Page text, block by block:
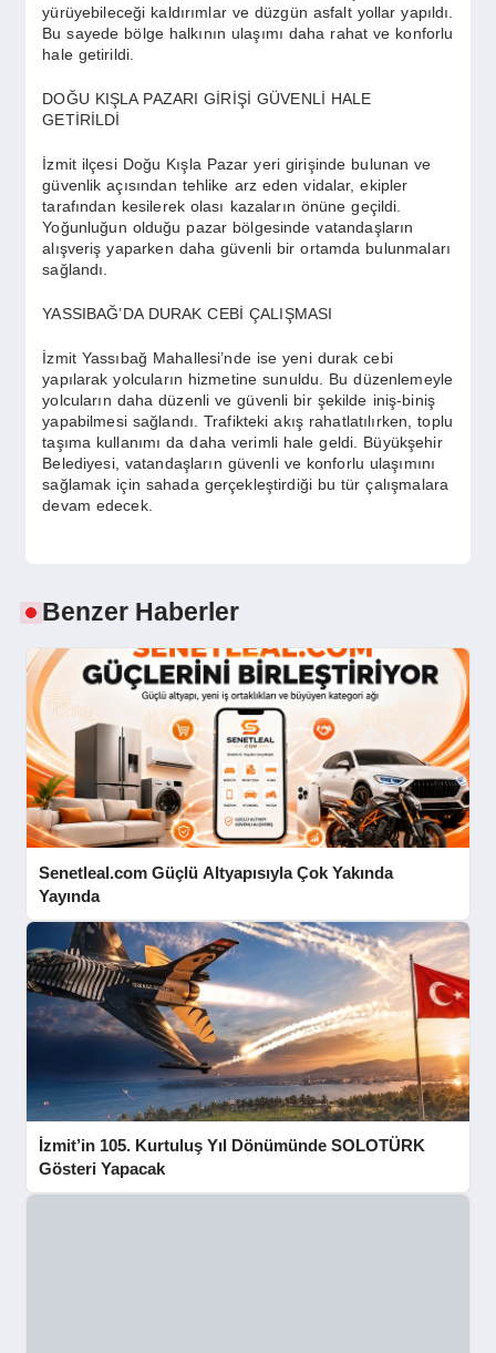
yürüyebileceği kaldırımlar ve düzgün asfalt yollar yapıldı.
Bu sayede bölge halkının ulaşımı daha rahat ve konforlu
hale getirildi.
DOĞU KIŞLA PAZARI GİRİŞİ GÜVENLİ HALE
GETİRİLDİ
İzmit ilçesi Doğu Kışla Pazar yeri girişinde bulunan ve
güvenlik açısından tehlike arz eden vidalar, ekipler
tarafından kesilerek olası kazaların önüne geçildi.
Yoğunluğun olduğu pazar bölgesinde vatandaşların
alışveriş yaparken daha güvenli bir ortamda bulunmaları
sağlandı.
YASSIBAĞ’DA DURAK CEBİ ÇALIŞMASI
İzmit Yassıbağ Mahallesi’nde ise yeni durak cebi
yapılarak yolcuların hizmetine sunuldu. Bu düzenlemeyle
yolcuların daha düzenli ve güvenli bir şekilde iniş-biniş
yapabilmesi sağlandı. Trafikteki akış rahatlatılırken, toplu
taşıma kullanımı da daha verimli hale geldi. Büyükşehir
Belediyesi, vatandaşların güvenli ve konforlu ulaşımını
sağlamak için sahada gerçekleştirdiği bu tür çalışmalara
devam edecek.
Benzer Haberler
Senetleal.com Güçlü Altyapısıyla Çok Yakında
Yayında
İzmit’in 105. Kurtuluş Yıl Dönümünde SOLOTÜRK
Gösteri Yapacak